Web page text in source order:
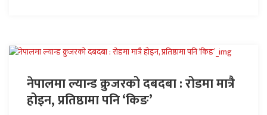
नेपालमा ल्यान्ड क्रुजरको दबदबा : रोडमा मात्रै
होइन, प्रतिष्ठामा पनि ‘किङ’